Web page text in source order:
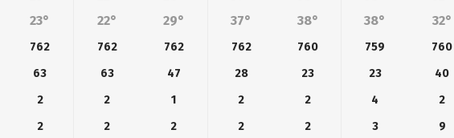
23° 22° 29° 37° 38° 38° 32°
762 762 762 762 760 759
760
63 63 47 28 23 23
40
2 2 1 2 2 4
2
2 2 2 2 2 3 9